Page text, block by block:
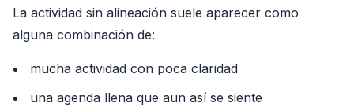
La actividad sin alineación suele aparecer como
alguna combinación de:
mucha actividad con poca claridad
una agenda llena que aun así se siente